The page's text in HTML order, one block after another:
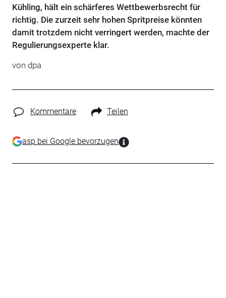
Kühling, hält ein schärferes Wettbewerbsrecht für
richtig. Die zurzeit sehr hohen Spritpreise könnten
damit trotzdem nicht verringert werden, machte der
Regulierungsexperte klar.
von dpa
Kommentare Teilen
asp bei Google bevorzugen